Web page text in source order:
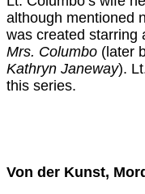
although mentioned
was created starring
Mrs. Columbo (later
Kathryn Janeway).
this series.
Von der Kunst,